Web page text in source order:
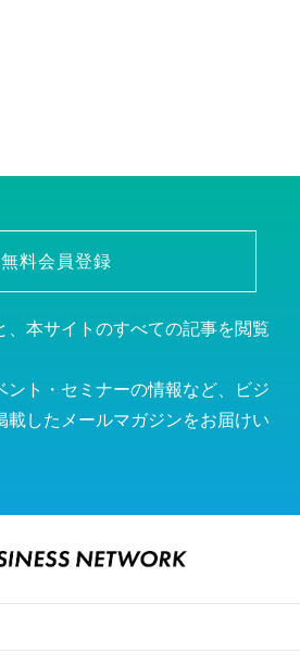
無料会員登録
、本サイトのすべての記事を閲覧
ント・セミナーの情報など、ビジ
載したメールマガジンをお届けい